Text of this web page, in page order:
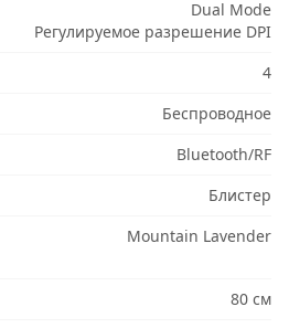
Dual Mode
Регулируемое разрешение DPI
4
Беспроводное
Bluetooth/RF
Блистер
Mountain Lavender
80 см